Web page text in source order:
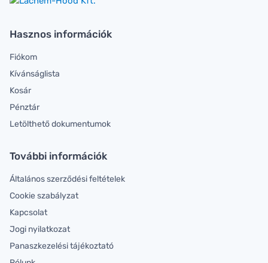
Hasznos információk
Fiókom
Kívánságlista
Kosár
Pénztár
Letölthető dokumentumok
További információk
Általános szerződési feltételek
Cookie szabályzat
Kapcsolat
Jogi nyilatkozat
Panaszkezelési tájékoztató